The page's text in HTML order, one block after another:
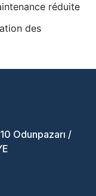
réduite
des
Odunpazarı /